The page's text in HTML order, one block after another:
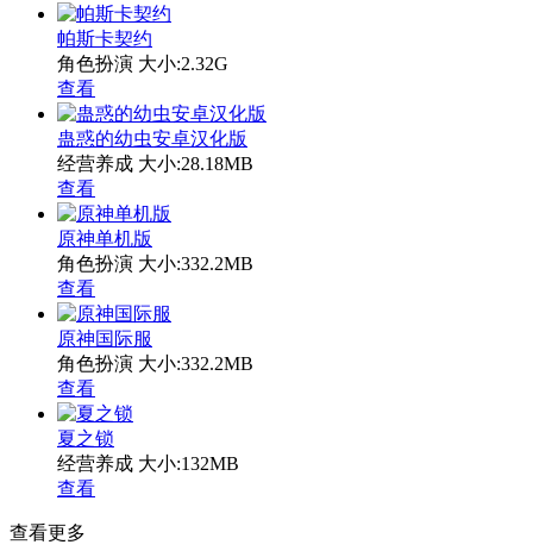
帕斯卡契约
角色扮演 大小:2.32G
查看
蛊惑的幼虫安卓汉化版
经营养成 大小:28.18MB
查看
原神单机版
角色扮演 大小:332.2MB
查看
原神国际服
角色扮演 大小:332.2MB
查看
夏之锁
经营养成 大小:132MB
查看
查看更多